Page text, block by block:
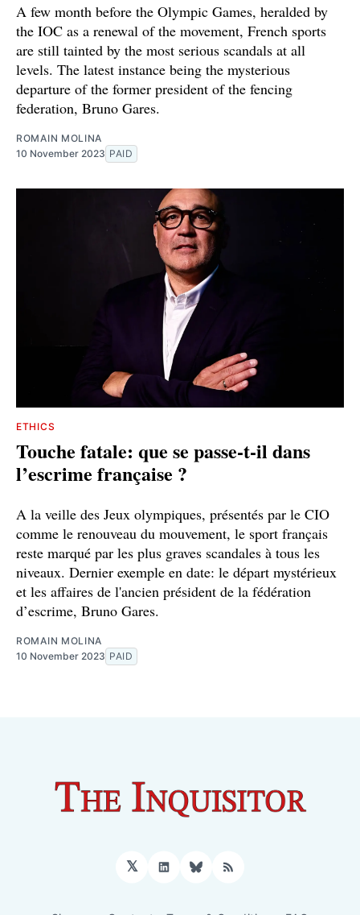
A few month before the Olympic Games, heralded by
the IOC as a renewal of the movement, French sports
are still tainted by the most serious scandals at all
levels. The latest instance being the mysterious
departure of the former president of the fencing
federation, Bruno Gares.
ROMAIN MOLINA
10 November 2023 PAID
ETHICS
Touche fatale: que se passe-t-il dans
l’escrime française ?
A la veille des Jeux olympiques, présentés par le CIO
comme le renouveau du mouvement, le sport français
reste marqué par les plus graves scandales à tous les
niveaux. Dernier exemple en date: le départ mystérieux
et les affaires de l'ancien président de la fédération
d’escrime, Bruno Gares.
ROMAIN MOLINA
10 November 2023 PAID
𝕏 LinkedInBluesky
RSS